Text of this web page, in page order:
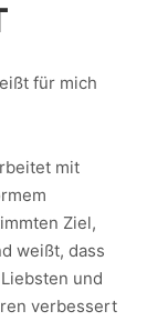
für mich
mit
Ziel,
weißt, dass
und
verbessert